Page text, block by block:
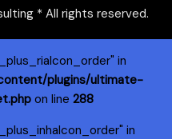
* All rights reserved.
in
plugins/ultimate-
on line 288
in